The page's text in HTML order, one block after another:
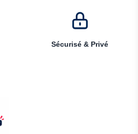
Sécurisé & Privé